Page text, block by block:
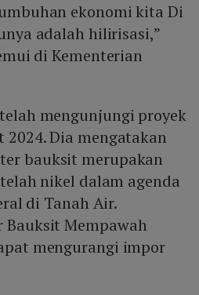
ekonomi kita Di
adalah hilirisasi,”
di Kementerian
mengunjungi proyek
Dia mengatakan
bauksit merupakan
nikel dalam agenda
di Tanah Air.
Bauksit Mempawah
mengurangi impor